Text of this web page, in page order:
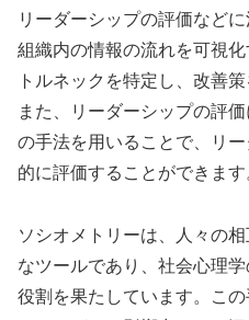
リーダーシップの評価など
組織内の情報の流れを可視
トルネックを特定し、改善
また、リーダーシップの評
の手法を用いることで、リ
的に評価することができます
ソシオメトリーは、人々の
なツールであり、社会心理
役割を果たしています。こ